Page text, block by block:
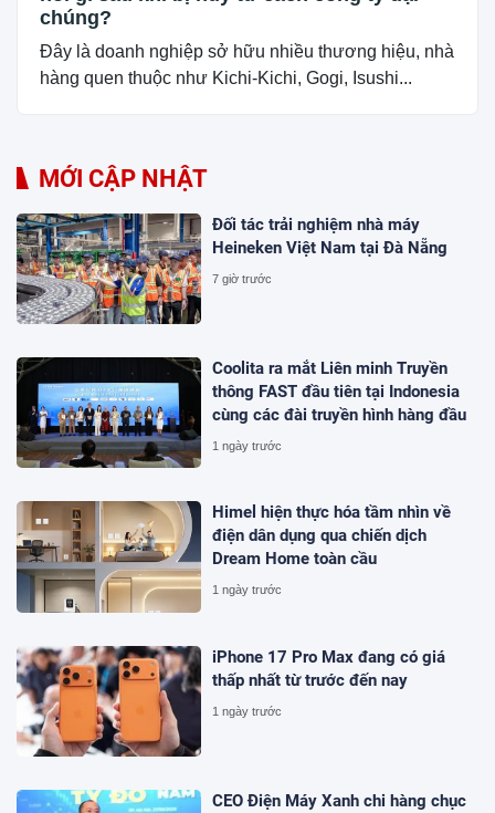
chúng?
Đây là doanh nghiệp sở hữu nhiều thương hiệu, nhà
hàng quen thuộc như Kichi-Kichi, Gogi, Isushi...
MỚI CẬP NHẬT
Đối tác trải nghiệm nhà máy
Heineken Việt Nam tại Đà Nẵng
7 giờ trước
Coolita ra mắt Liên minh Truyền
thông FAST đầu tiên tại Indonesia
cùng các đài truyền hình hàng đầu
1 ngày trước
Himel hiện thực hóa tầm nhìn về
điện dân dụng qua chiến dịch
Dream Home toàn cầu
1 ngày trước
iPhone 17 Pro Max đang có giá
thấp nhất từ trước đến nay
1 ngày trước
CEO Điện Máy Xanh chi hàng chục